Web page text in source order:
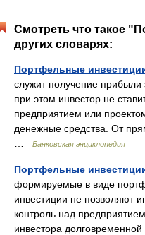
Смотреть что такое
других словарях:
Портфельные
служит получение прибыли
при этом инвестор не
предприятием или
денежные средства. От
Банковская энциклопедия
Портфельные
формируемые в виде
инвестиции не позволяют
контроль над
инвестора